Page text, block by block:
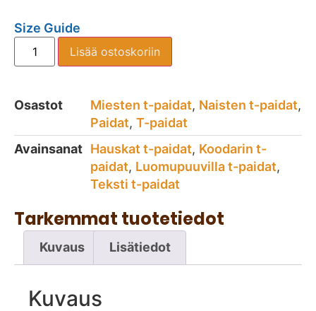
Size Guide
Lisää ostoskoriin
Osastot Miesten t-paidat, Naisten t-paidat,
Paidat, T-paidat
Avainsanat Hauskat t-paidat, Koodarin t-
paidat, Luomupuuvilla t-paidat,
Teksti t-paidat
Tarkemmat tuotetiedot
Kuvaus Lisätiedot
Kuvaus